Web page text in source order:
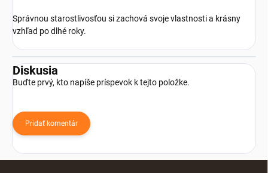
Správnou starostlivosťou si zachová svoje vlastnosti a krásny
vzhľad po dlhé roky.
Diskusia
Buďte prvý, kto napíše príspevok k tejto položke.
Pridať komentár